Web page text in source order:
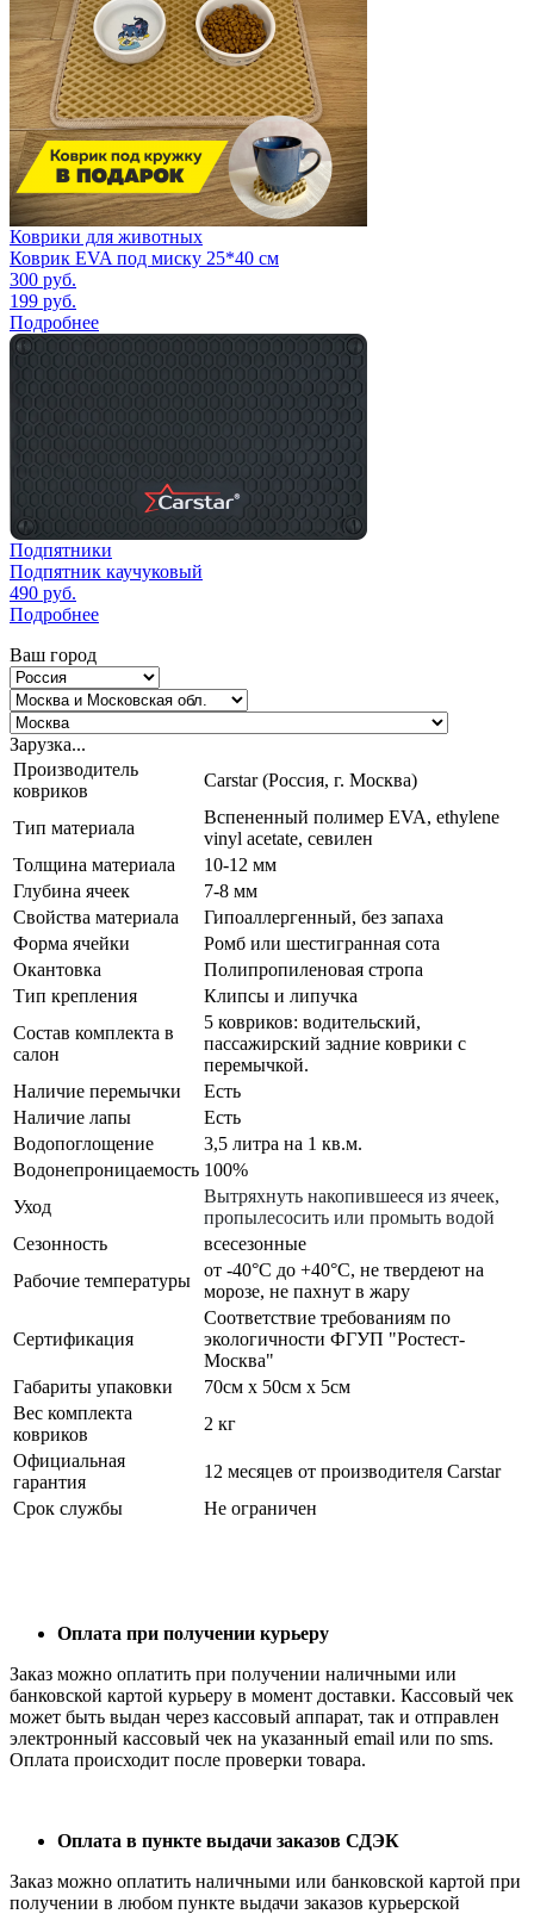
Коврики для животных
Коврик EVA под миску 25*40 см
300 руб.
199 руб.
Подробнее
Подпятники
Подпятник каучуковый
490 руб.
Подробнее
Ваш город
Зарузка...
Производитель
ковриков
Carstar (Россия, г. Москва)
Тип материала
Вспененный полимер EVA, ethylene
vinyl acetate, севилен
Толщина материала
10-12 мм
Глубина ячеек
7-8 мм
Свойства материала
Гипоаллергенный, без запаха
Форма ячейки
Ромб или шестигранная сота
Окантовка
Полипропиленовая стропа
Тип крепления
Клипсы и липучка
Состав комплекта в
салон
5 ковриков: водительский,
пассажирский задние коврики с
перемычкой.
Наличие перемычки
Есть
Наличие лапы
Есть
Водопоглощение
3,5 литра на 1 кв.м.
Водонепроницаемость 100%
Уход
Вытряхнуть накопившееся из ячеек,
пропылесосить или промыть водой
Сезонность
всесезонные
Рабочие температуры
от -40°С до +40°С, не твердеют на
морозе, не пахнут в жару
Сертификация
Соответствие требованиям по
экологичности ФГУП "Ростест-
Москва"
Габариты упаковки
70см x 50см x 5см
Вес комплекта
ковриков
2 кг
Официальная
гарантия
12 месяцев от производителя Carstar
Срок службы
Не ограничен
Оплата при получении курьеру
Заказ можно оплатить при получении наличными или
банковской картой курьеру в момент доставки. Кассовый чек
может быть выдан через кассовый аппарат, так и отправлен
электронный кассовый чек на указанный email или по sms.
Оплата происходит после проверки товара.
Оплата в пункте выдачи заказов СДЭК
Заказ можно оплатить наличными или банковской картой при
получении в любом пункте выдачи заказов курьерской